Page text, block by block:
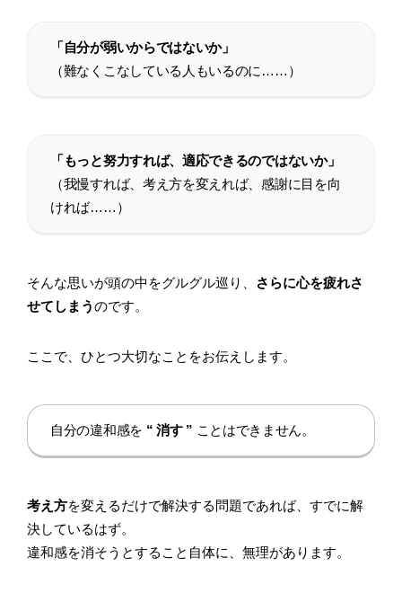
「自分が弱いからではないか」
（難なくこなしている人もいるのに……）
「もっと努力すれば、適応できるのではないか」
（我慢すれば、考え方を変えれば、感謝に目を向
ければ……）
そんな思いが頭の中をグルグル巡り、
さらに心を疲れさ
せてしまうのです。
ここで、ひとつ大切なことをお伝えします。
自分の違和感を “ 消す ” ことはできません。
考え方を変えるだけで解決する問題であれば、すでに解
決しているはず。
違和感を消そうとすること自体に、無理があります。